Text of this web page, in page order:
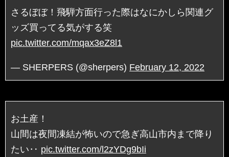
さるぼぼ！飛騨方面行った際はなにかしら関連グ
ッズ買ってる気がする笑
pic.twitter.com/mqax3eZ8l1
— SHERPERS (@sherpers) February 12, 2022
お土産！
山間は夜間凍結が怖いので急ぎ高山市内まで降り
たい‥ pic.twitter.com/l2zYDg9bIi